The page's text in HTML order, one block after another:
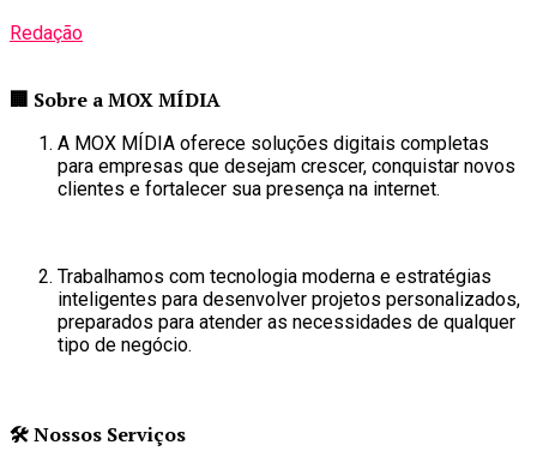
Redação
🏢 Sobre a MOX MÍDIA
A MOX MÍDIA oferece soluções digitais completas
para empresas que desejam crescer, conquistar novos
clientes e fortalecer sua presença na internet.
Trabalhamos com tecnologia moderna e estratégias
inteligentes para desenvolver projetos personalizados,
preparados para atender as necessidades de qualquer
tipo de negócio.
🛠️ Nossos Serviços